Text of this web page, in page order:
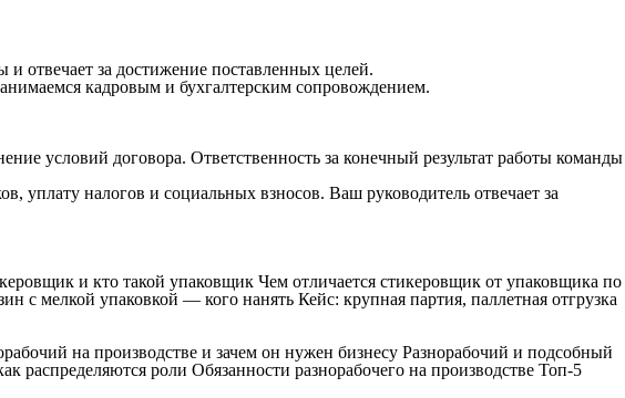
отвечает за достижение поставленных целей.
кадровым и бухгалтерским сопровождением.
условий договора. Ответственность за конечный результат работы команды
уплату налогов и социальных взносов. Ваш руководитель отвечает за
и кто такой упаковщик Чем отличается стикеровщик от упаковщика по
с мелкой упаковкой — кого нанять Кейс: крупная партия, паллетная отгрузка
на производстве и зачем он нужен бизнесу Разнорабочий и подсобный
распределяются роли Обязанности разнорабочего на производстве Топ-5